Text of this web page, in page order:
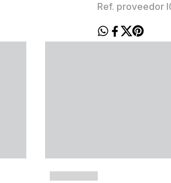
Ref. proveedor